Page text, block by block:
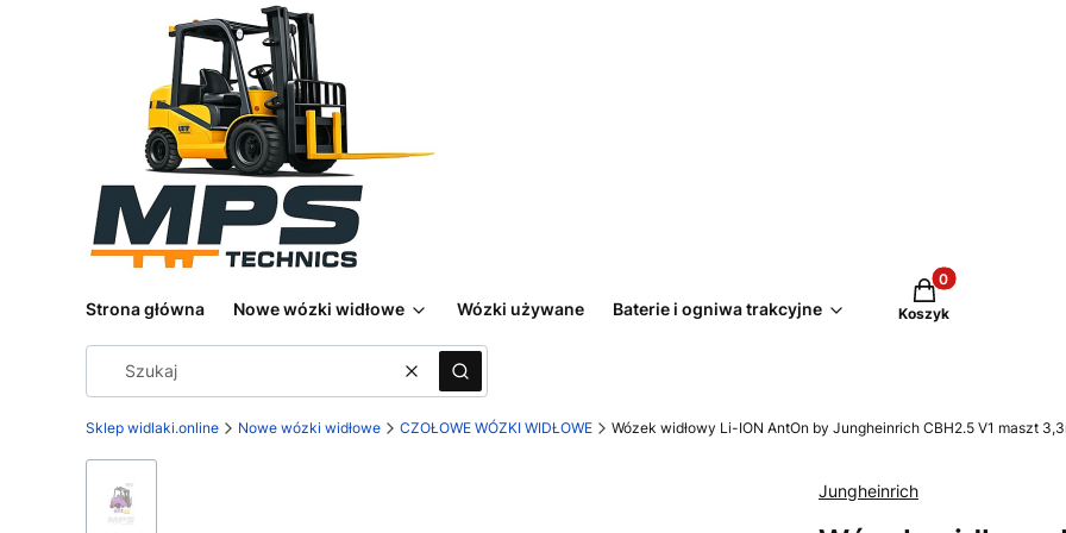
Strona główna Nowe wózki widłowe Wózki używane Baterie i ogniwa trakcyjne
Produkty w
Koszyk
WyczyśćSzukaj
Sklep widlaki.online Nowe wózki widłowe CZOŁOWE WÓZKI WIDŁOWE Wózek widłowy Li-ION AntOn by Jungheinrich CBH2.5 V1 maszt
Jungheinrich